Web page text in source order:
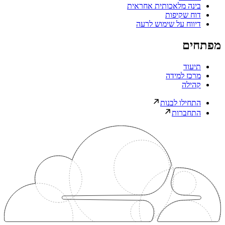
בינה מלאכותית אחראית
דוח שקיפות
דיווח על שימוש לרעה
מפתחים
תיעוד
מרכז למידה
קהילה
התחילו לבנות
התחברות